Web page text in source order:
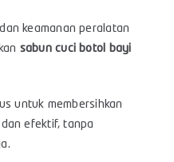
keamanan peralatan
sabun cuci botol bayi
untuk membersihkan
efektif, tanpa